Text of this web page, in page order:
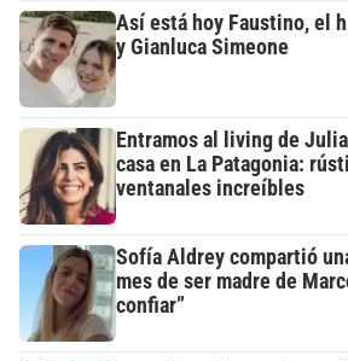
Así está hoy Faustino, el
y Gianluca Simeone
Entramos al living de
casa en La Patagonia:
ventanales increíbles
Sofía Aldrey compartió
mes de ser madre de
confiar”